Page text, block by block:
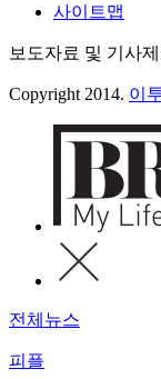
사이트맵
보도자료 및 기사제
Copyright 2014. 이
전체뉴스
피플